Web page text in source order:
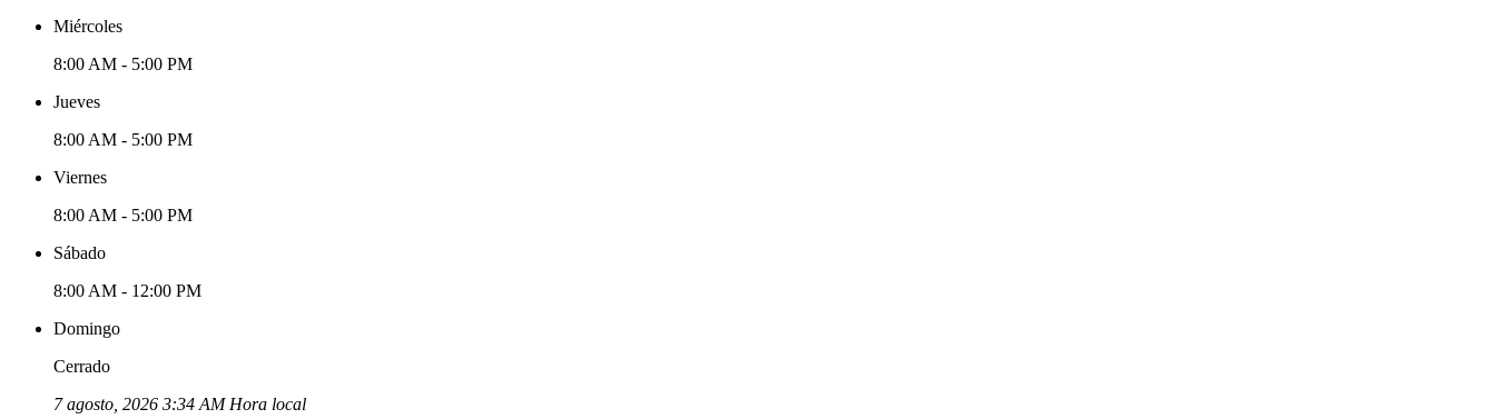
Miércoles
8:00 AM - 5:00 PM
Jueves
8:00 AM - 5:00 PM
Viernes
8:00 AM - 5:00 PM
Sábado
8:00 AM - 12:00 PM
Domingo
Cerrado
7 agosto, 2026 3:34 AM Hora local